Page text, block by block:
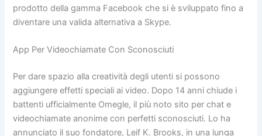
prodotto della gamma Facebook che si è sviluppato fino a
diventare una valida alternativa a Skype.
App Per Videochiamate Con Sconosciuti
Per dare spazio alla creatività degli utenti si possono
aggiungere effetti speciali ai video. Dopo 14 anni chiude i
battenti ufficialmente Omegle, il più noto sito per chat e
videochiamate anonime con perfetti sconosciuti. Lo ha
annunciato il suo fondatore, Leif K. Brooks, in una lunga